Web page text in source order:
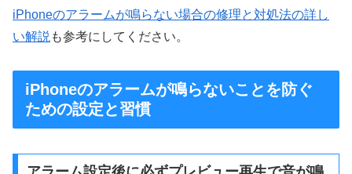
iPhoneのアラームが鳴らない場合の修理と対処法の詳し
い解説 も参考にしてください。
iPhoneのアラームが鳴らないことを防ぐ
ための設定と習慣